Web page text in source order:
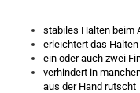
stabiles Halten beim
erleichtert das
ein oder auch zwei
verhindert in
aus der Hand rutscht